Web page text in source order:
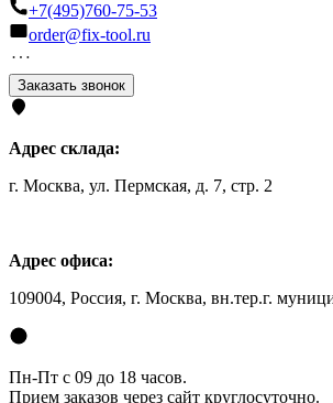
+7(495)760-75-53
order@fix-tool.ru
Заказать звонок
Адрес склада:
г. Москва, ул. Пермская, д. 7, стр. 2
Адрес офиса:
109004, Россия, г. Москва, вн.тер.г.
Пн-Пт с 09 до 18 часов.
Прием заказов через сайт круглосуточно.